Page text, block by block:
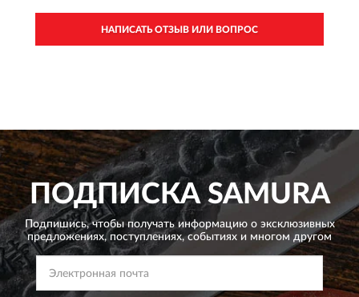
НАПИСАТЬ ОТЗЫВ ИЛИ ВОПРОС
ПОДПИСКАSAMURA
Подпишись, чтобы получать информацию о эксклюзивных
предложениях, поступлениях, событиях и многом другом